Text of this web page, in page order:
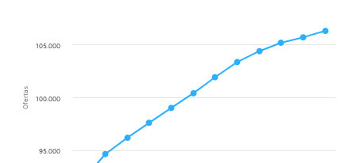
Ofertas
95.000
100.000
105.000